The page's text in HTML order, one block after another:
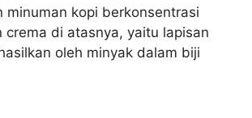
minuman kopi berkonsentrasi
crema di atasnya, yaitu lapisan
oleh minyak dalam biji